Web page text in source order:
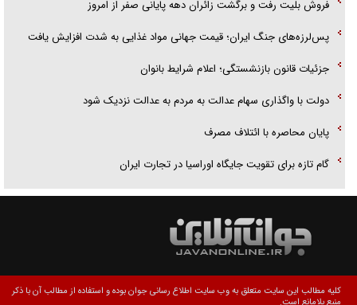
فروش بلیت رفت و برگشت زائران دهه پایانی صفر از امروز
پس‌لرزه‌های جنگ ایران؛ قیمت جهانی مواد غذایی به شدت افزایش یافت
جزئیات قانون بازنشستگی؛ اعلام شرایط بانوان
دولت با واگذاری سهام عدالت به مردم به عدالت نزدیک شود
پایان محاصره با ائتلاف مصرف
گام تازه برای تقویت جایگاه اوراسیا در تجارت ایران
کلیه مطالب این سایت متعلق به وب سایت اطلاع رسانی جوان بوده و استفاده از مطالب آن با ذکر
منبع بلامانع است.